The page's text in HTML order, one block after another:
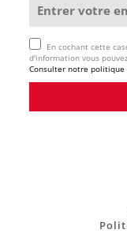
En cochant cette
d'information vous
Consulter notre